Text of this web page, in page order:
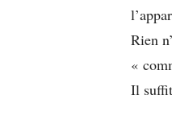
Rien
«
Il